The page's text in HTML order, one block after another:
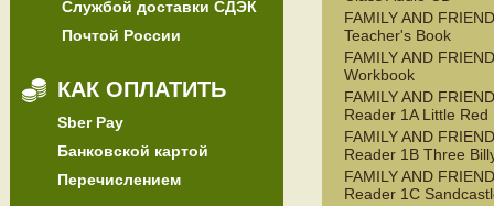
Службой доставки СДЭК
Почтой России
КАК ОПЛАТИТЬ
Sber Pay
Банковской картой
Перечислением
FAMILY AND
Teacher's Book
FAMILY AND
Workbook
FAMILY AND
Reader 1A Little Red
FAMILY AND
Reader 1B Three
FAMILY AND
Reader 1C